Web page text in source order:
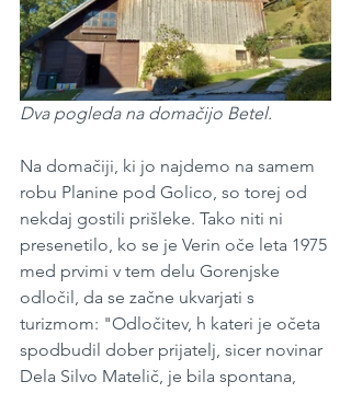
Dva pogleda na domačijo Betel.
Na domačiji, ki jo najdemo na samem
robu Planine pod Golico, so torej od
nekdaj gostili prišleke. Tako niti ni
presenetilo, ko se je Verin oče leta 1975
med prvimi v tem delu Gorenjske
odločil, da se začne ukvarjati s
turizmom: "Odločitev, h kateri je očeta
spodbudil dober prijatelj, sicer novinar
Dela Silvo Matelič, je bila spontana,